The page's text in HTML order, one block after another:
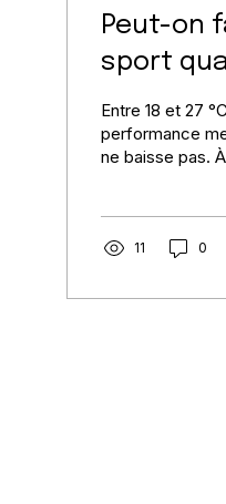
Peut-on
sport
35 degrés
Entre 18 et 27
performance
ne baisse pas.
corps met à
11 0